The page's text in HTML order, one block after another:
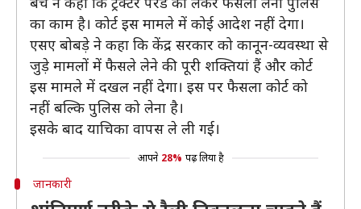
का काम है। कोर्ट इस मामले में कोई आदेश नहीं देगा।
एसए बोबड़े ने कहा कि केंद्र सरकार को कानून-व्यवस्था से
जुड़े मामलों में फैसले लेने की पूरी शक्तियां हैं और कोर्ट
इस मामले में दखल नहीं देगा। इस पर फैसला कोर्ट को
नहीं बल्कि पुलिस को लेना है।
इसके बाद याचिका वापस ले ली गई।
आपने 28% पढ़ लिया है
जानकारी